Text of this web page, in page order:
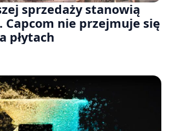
sprzedaży stanowią
Capcom nie przejmuje się
płytach